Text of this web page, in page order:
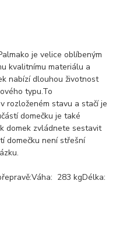
je velice oblíbeným
kvalitnímu materiálu a
nabízí dlouhou životnost
typu.To
rozloženém stavu a stačí je
domečku je také
domek zvládnete sestavit
domečku není střešní
283 kgDélka: